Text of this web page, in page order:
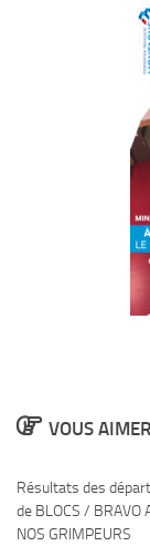
VOUS
Résultats des
de BLOCS / BRAVO
NOS GRIMPEURS